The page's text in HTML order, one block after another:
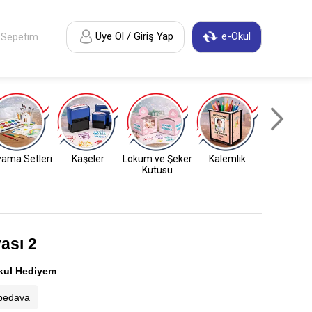
e-Okul
Üye Ol / Giriş Yap
Sepetim
Setleri Kaşeler
Lokum ve Şeker
Kutusu
Kalemlik
2
Hediyem